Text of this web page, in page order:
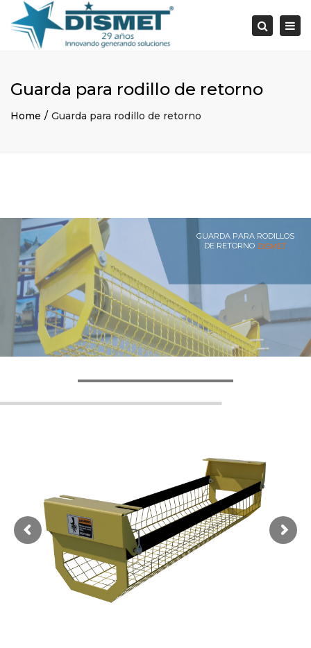
Search
Guarda para rodillo de retorno
Home Guarda para rodillo de retorno
GUARDA PARA RODILLOS
DISMET
DE RETORNO